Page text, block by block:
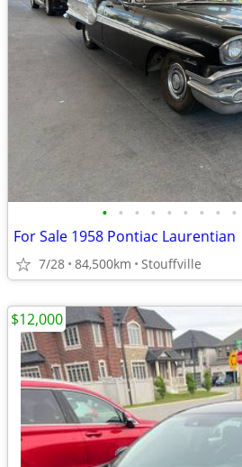
• • • • • • • • •
For Sale 1958 Pontiac Laurentian
7/28 84,500km Stouffville
$12,000